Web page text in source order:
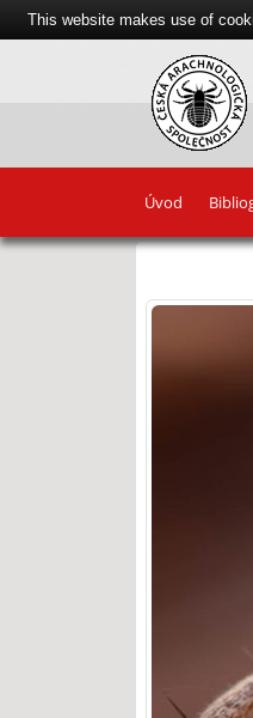
Úvod
This website makes use of